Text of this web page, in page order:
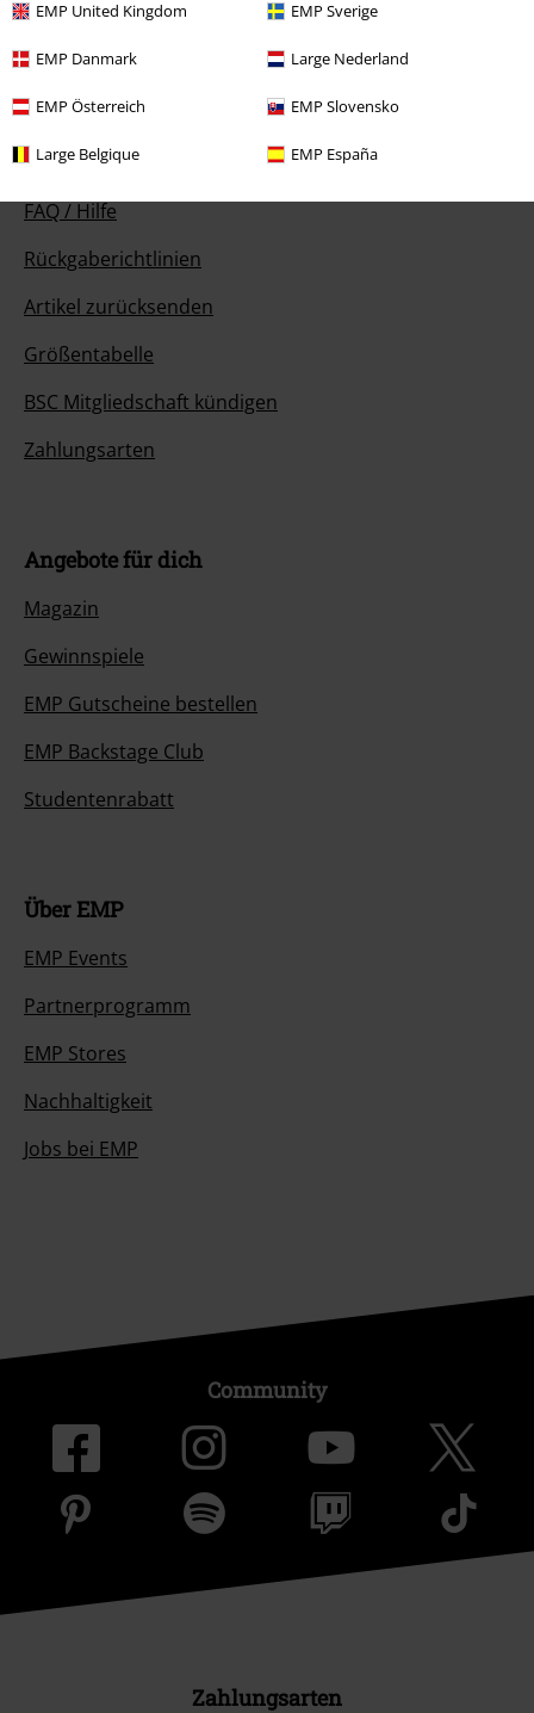
EMP United Kingdom EMP Sverige
EMP Danmark Large Nederland
EMP Österreich EMP Slovensko
Large Belgique EMP España
18:00 Uhr.Mehr Infos
Chat starten
Kundenservice
FAQ / Hilfe
Rückgaberichtlinien
Artikel zurücksenden
Größentabelle
BSC Mitgliedschaft kündigen
Zahlungsarten
Angebote für dich
Magazin
Gewinnspiele
EMP Gutscheine bestellen
EMP Backstage Club
Studentenrabatt
Über EMP
EMP Events
Partnerprogramm
EMP Stores
Nachhaltigkeit
Jobs bei EMP
Community
Zahlungsarten